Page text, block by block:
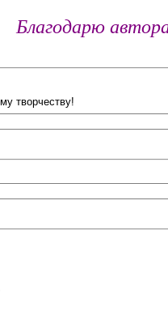
Благодарю
творчеству!